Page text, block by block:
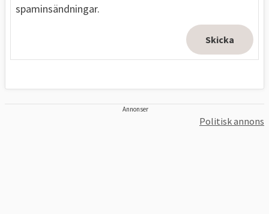
spaminsändningar.
Annonser
Politisk annons